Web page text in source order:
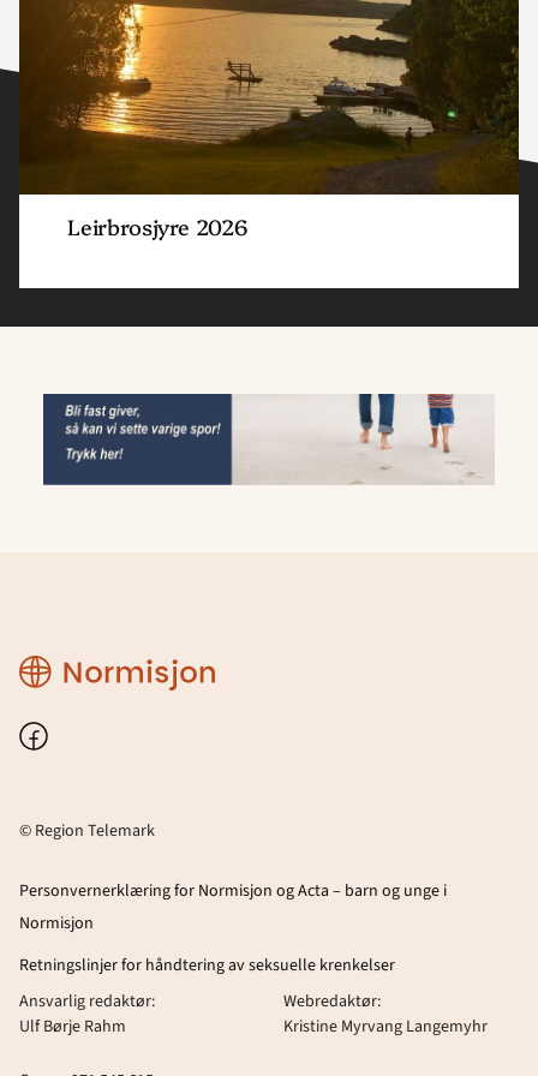
Sannidal - SMUK
Skien Soul Children
Tinn Soul Teens
Leirbrosjyre 2026
Region
Telemark
Facebook
© Region Telemark
Personvernerklæring for Normisjon og Acta – barn og unge i
Normisjon
Retningslinjer for håndtering av seksuelle krenkelser
Ansvarlig redaktør:
Ulf Børje Rahm
Webredaktør:
Kristine Myrvang Langemyhr